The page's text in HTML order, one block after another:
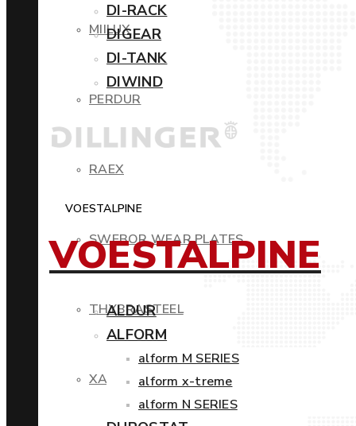
MIILUX
PERDUR
RAEX
SWEBOR WEAR PLATES
THYBRASTEEL
XAR
DI-RACK
DIGEAR
DI-TANK
DIWIND
VOESTALPINE
VOESTALPINE
ALDUR
ALFORM
alform M SERIES
alform x-treme
alform N SERIES